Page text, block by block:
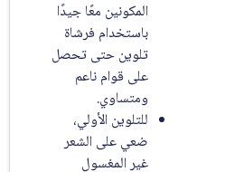
المكونين معًا جيدًا
باستخدام فرشاة
تلوين حتى تحصل
على قوام ناعم
ومتساوي.
للتلوين الأولي،
ضعي على الشعر
غير المغسول